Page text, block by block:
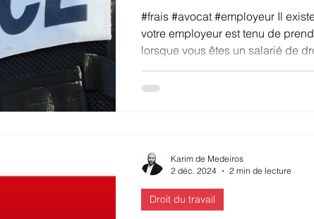
#frais #avocat #employeur Il
votre employeur est tenu de
lorsque vous êtes un salarié de
employeur peut parfois vous
vous décerner une délégation de
Droit du travail
Karim de Medeiros
2 déc. 2024
2 min de lecture